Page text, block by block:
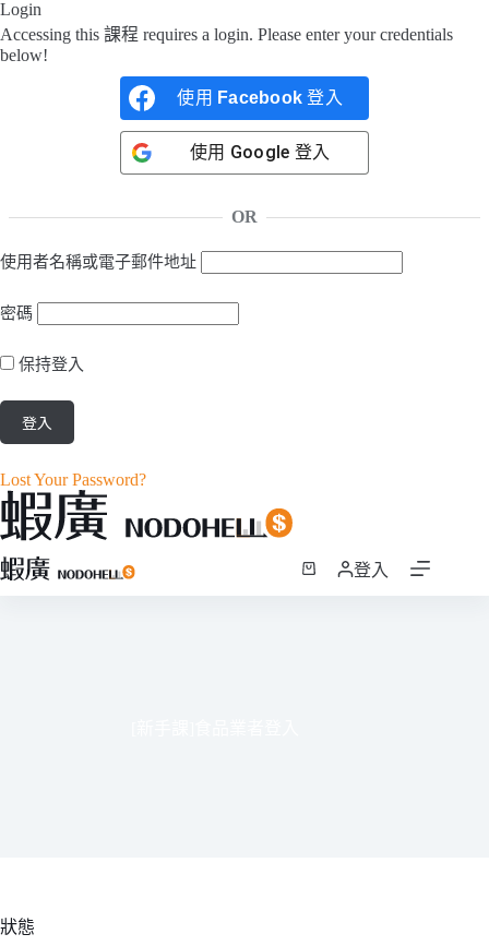
Login
Accessing this 課程 requires a login. Please enter your credentials
below!
使用 Facebook 登入
使用 Google 登入
OR
使用者名稱或電子郵件地址
密碼
保持登入
Lost Your Password?
跳
至
登入
狀態